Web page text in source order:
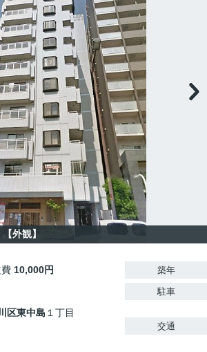
【外観】
10,000円
区東中島 １丁目
築年
駐車
交通